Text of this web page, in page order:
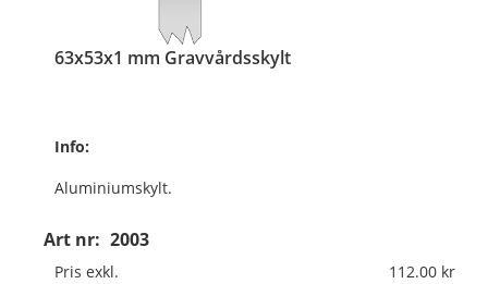
63x53x1 mm Gravvårdsskylt
Art nr: 2003
Info:
Aluminiumskylt.
Med aluminiumskena
350x10x3 mm
Pris exkl. 112.00